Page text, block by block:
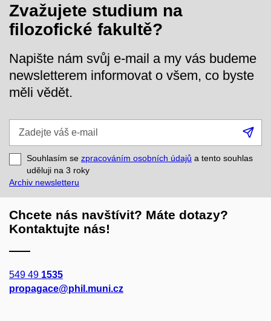
Zvažujete studium na
filozofické fakultě?
Napište nám svůj e-mail a my vás budeme
newsletterem informovat o všem, co byste
měli vědět.
e-
mail
Souhlasím se zpracováním osobních údajů a tento souhlas
uděluji na 3 roky
Archiv newsletteru
Chcete nás navštívit? Máte dotazy?
Kontaktujte nás!
549 49 1535
propagace@phil.muni.cz